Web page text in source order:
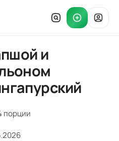
и
порции